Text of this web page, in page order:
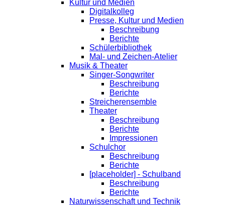
Kultur und Medien
Digitalkolleg
Presse, Kultur und Medien
Beschreibung
Berichte
Schülerbibliothek
Mal- und Zeichen-Atelier
Musik & Theater
Singer-Songwriter
Beschreibung
Berichte
Streicherensemble
Theater
Beschreibung
Berichte
Impressionen
Schulchor
Beschreibung
Berichte
[placeholder] - Schulband
Beschreibung
Berichte
Naturwissenschaft und Technik